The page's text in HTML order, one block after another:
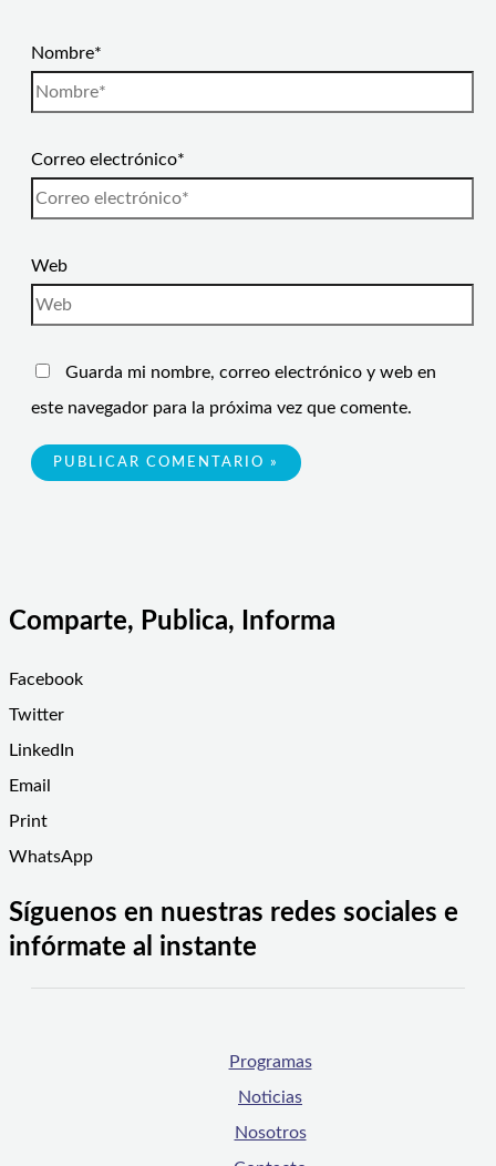
Nombre*
Correo electrónico*
Web
Guarda mi nombre, correo electrónico y web en
este navegador para la próxima vez que comente.
Comparte, Publica, Informa
Facebook
Twitter
LinkedIn
Email
Print
WhatsApp
Síguenos en nuestras redes sociales e
infórmate al instante
Programas
Noticias
Nosotros